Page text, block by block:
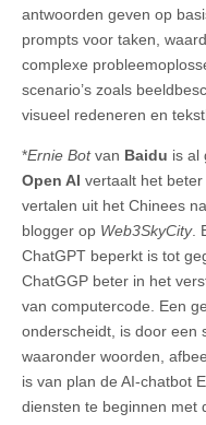
antwoorden geven op
prompts voor taken,
complexe
scenario’s zoals
visueel redeneren en
*Ernie Botvan Baidu is al
Open AI vertaalt het
vertalen uit het Chinees
blogger op Web3SkyCity.
ChatGPT beperkt is tot
ChatGGP beter in het
van computercode. Een
onderscheidt, is door een
waaronder woorden,
is van plan de AI-chatbot
diensten te beginnen met